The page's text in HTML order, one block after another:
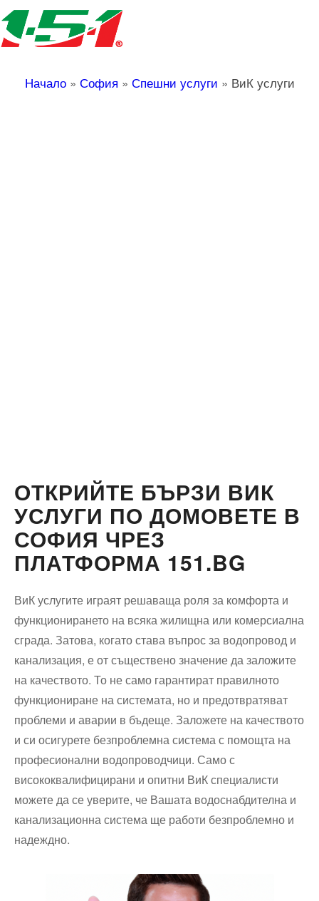
Начало» София » Спешни услуги » ВиК услуги
ОТКРИЙТЕ БЪРЗИ ВИК
УСЛУГИ ПО ДОМОВЕТЕ В
СОФИЯ ЧРЕЗ
ПЛАТФОРМА 151.BG
ВиК услугите играят решаваща роля за комфорта и
функционирането на всяка жилищна или комерсиална
сграда. Затова, когато става въпрос за водопровод и
канализация, е от съществено значение да заложите
на качеството. То не само гарантират правилното
функциониране на системата, но и предотвратяват
проблеми и аварии в бъдеще. Заложете на качеството
и си осигурете безпроблемна система с помощта на
професионални водопроводчици. Само с
висококвалифицирани и опитни ВиК специалисти
можете да се уверите, че Вашата водоснабдителна и
канализационна система ще работи безпроблемно и
надеждно.